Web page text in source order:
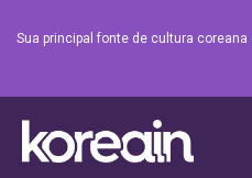
Sua principal fonte de cultura coreana